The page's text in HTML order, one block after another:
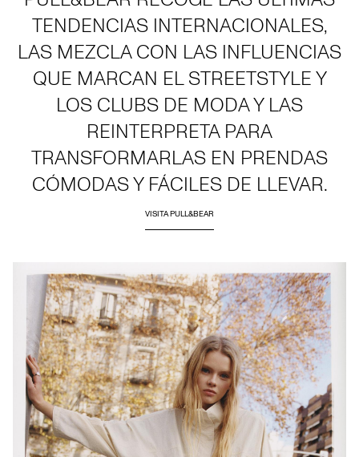
TENDENCIAS INTERNACIONALES,
LAS MEZCLA CON LAS INFLUENCIAS
QUE MARCAN EL STREETSTYLE Y
LOS CLUBS DE MODA Y LAS
REINTERPRETA PARA
TRANSFORMARLAS EN PRENDAS
CÓMODAS Y FÁCILES DE LLEVAR.
VISITA PULL&BEAR